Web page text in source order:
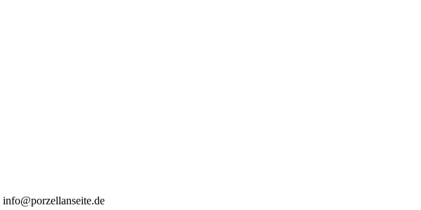
info@porzellanseite.de